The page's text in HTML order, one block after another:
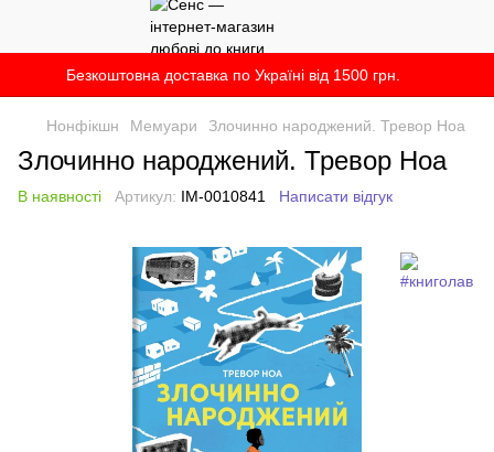
Безкоштовна доставка по Україні від 1500 грн.
Нонфікшн Мемуари Злочинно народжений. Тревор Ноа
Злочинно народжений. Тревор Ноа
В наявності Артикул: IM-0010841 Написати відгук